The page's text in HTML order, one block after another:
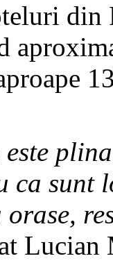
din
ca sunt
orase,
Lucian